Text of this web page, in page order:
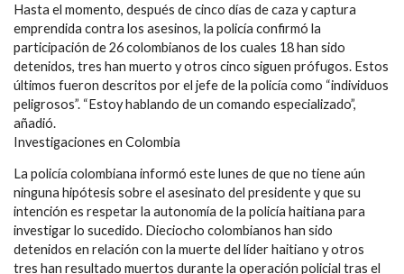
Hasta el momento, después de cinco días de caza y captura
emprendida contra los asesinos, la policía confirmó la
participación de 26 colombianos de los cuales 18 han sido
detenidos, tres han muerto y otros cinco siguen prófugos. Estos
últimos fueron descritos por el jefe de la policía como “individuos
peligrosos”. “Estoy hablando de un comando especializado”,
añadió.
Investigaciones en Colombia
La policía colombiana informó este lunes de que no tiene aún
ninguna hipótesis sobre el asesinato del presidente y que su
intención es respetar la autonomía de la policía haitiana para
investigar lo sucedido. Dieciocho colombianos han sido
detenidos en relación con la muerte del líder haitiano y otros
tres han resultado muertos durante la operación policial tras el